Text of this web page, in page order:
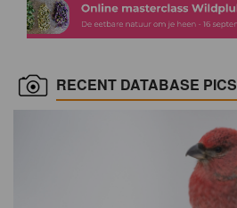
RECENT DATABASE PICS